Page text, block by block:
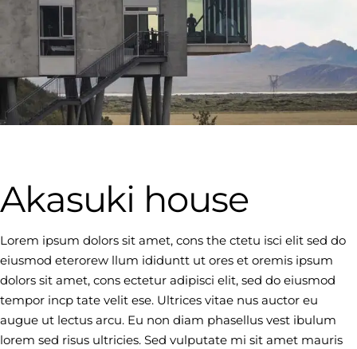
Akasuki house
Lorem ipsum dolors sit amet, cons the ctetu isci elit sed do
eiusmod eterorew llum ididuntt ut ores et oremis ipsum
dolors sit amet, cons ectetur adipisci elit, sed do eiusmod
tempor incp tate velit ese. Ultrices vitae nus auctor eu
augue ut lectus arcu. Eu non diam phasellus vest ibulum
lorem sed risus ultricies. Sed vulputate mi sit amet mauris